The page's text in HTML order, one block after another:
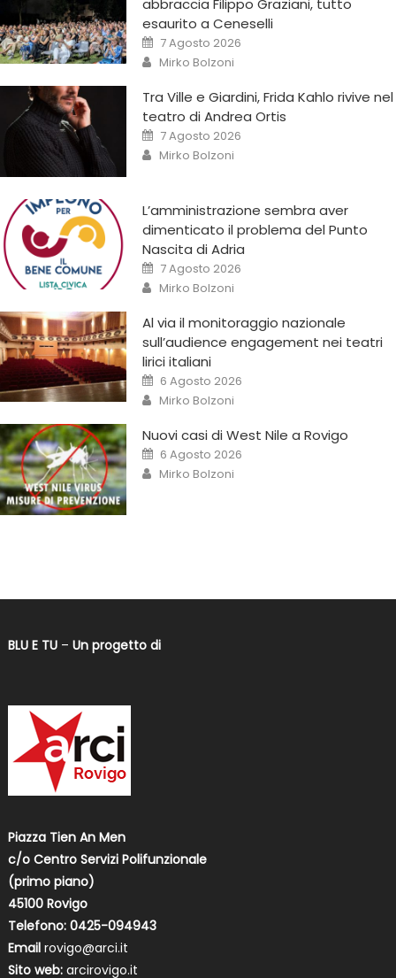
abbraccia Filippo Graziani, tutto
esaurito a Ceneselli
7 Agosto 2026
Mirko Bolzoni
Tra Ville e Giardini, Frida Kahlo rivive nel
teatro di Andrea Ortis
7 Agosto 2026
Mirko Bolzoni
L’amministrazione sembra aver
dimenticato il problema del Punto
Nascita di Adria
7 Agosto 2026
Mirko Bolzoni
Al via il monitoraggio nazionale
sull’audience engagement nei teatri
lirici italiani
6 Agosto 2026
Mirko Bolzoni
Nuovi casi di West Nile a Rovigo
6 Agosto 2026
Mirko Bolzoni
BLU E TU– Un progetto di
Piazza Tien An Men
c/o Centro Servizi Polifunzionale
(primo piano)
45100 Rovigo
Telefono: 0425-094943
Email rovigo@arci.it
Sito web: arcirovigo.it